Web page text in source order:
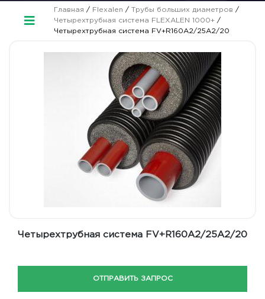
Главная / Flexalen / Трубы больших диаметров /
Четырехтрубная система FLEXALEN 1000+/
Четырехтрубная система FV+R160A2/25A2/20
Четырехтрубная система FV+R160A2/25A2/20
ОТПРАВИТЬ ЗАПРОС